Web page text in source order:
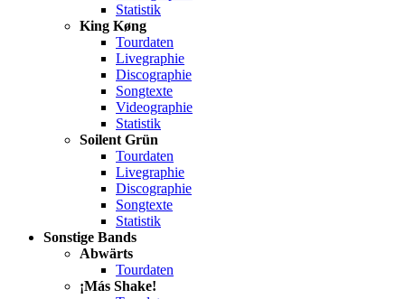
Statistik
King Køng
Tourdaten
Livegraphie
Discographie
Songtexte
Videographie
Statistik
Soilent Grün
Tourdaten
Livegraphie
Discographie
Songtexte
Statistik
Sonstige Bands
Abwärts
Tourdaten
¡Más Shake!